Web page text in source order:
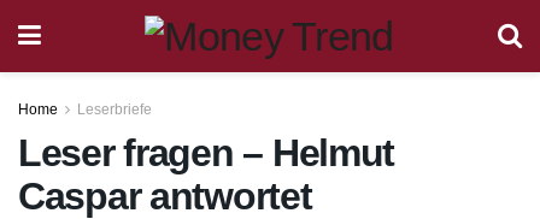
Home Leserbriefe
Leser fragen – Helmut
Caspar antwortet